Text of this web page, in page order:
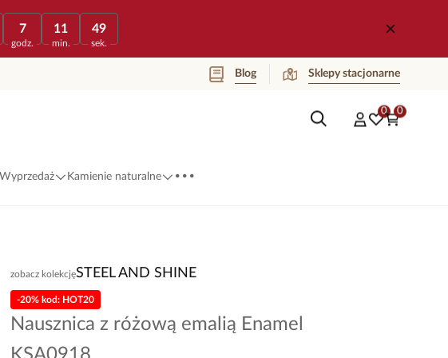
7
godz.
11
min.
49
sek.
Blog Sklepy stacjonarne
0 0
Wyprzedaż Kamienie naturalne ...
zobacz kolekcjęSTEEL AND SHINE
Nausznica z różową emalią Enamel
-20% kod: HOT20